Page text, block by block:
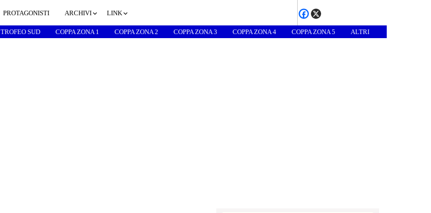
PROTAGONISTI ARCHIVI LINK
TROFEO SUD COPPA ZONA 1 COPPA ZONA 2 COPPA ZONA 3 COPPA ZONA 4 COPPA ZONA 5 ALTRI